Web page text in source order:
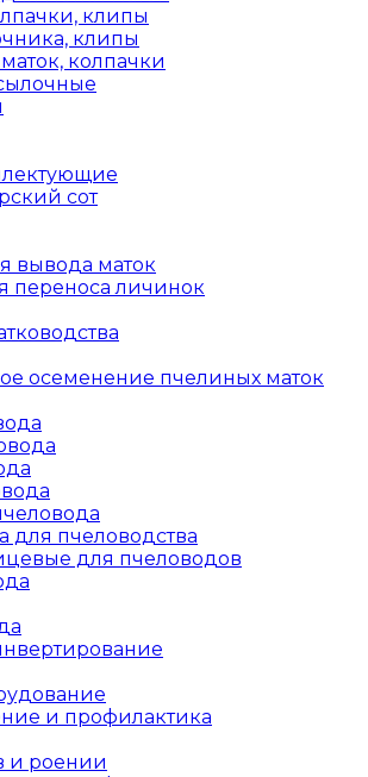
клипы
клипы
колпачки
сот
вывода маток
переноса личинок
осеменение пчелиных маток
для пчеловодства
для пчеловодов
и профилактика
и роении